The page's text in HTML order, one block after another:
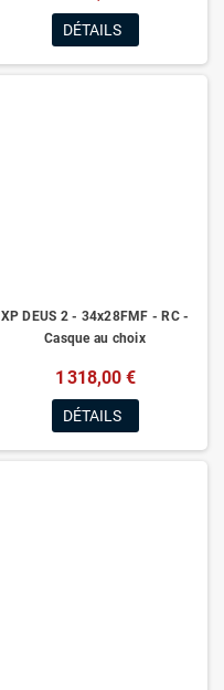
DÉTAILS
XP DEUS 2 - 34x28FMF - RC -
Casque au choix
1 318,00 €
DÉTAILS